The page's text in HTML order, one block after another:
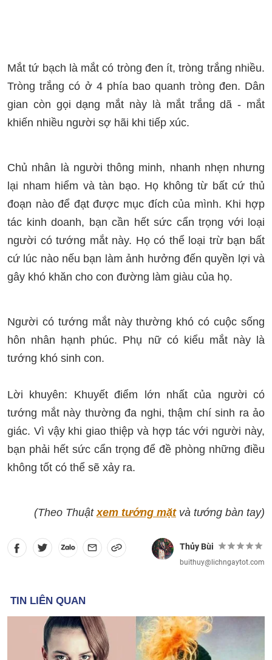
Mắt tứ bạch là mắt có tròng đen ít, tròng trắng nhiều.
Tròng trắng có ở 4 phía bao quanh tròng đen. Dân
gian còn gọi dạng mắt này là mắt trắng dã - mắt
khiến nhiều người sợ hãi khi tiếp xúc.
Chủ nhân là người thông minh, nhanh nhẹn nhưng
lại nham hiểm và tàn bạo. Họ không từ bất cứ thủ
đoạn nào để đạt được mục đích của mình. Khi hợp
tác kinh doanh, bạn cần hết sức cẩn trọng với loại
người có tướng mắt này. Họ có thể loại trừ bạn bất
cứ lúc nào nếu bạn làm ảnh hưởng đến quyền lợi và
gây khó khăn cho con đường làm giàu của họ.
Người có tướng mắt này thường khó có cuộc sống
hôn nhân hạnh phúc. Phụ nữ có kiểu mắt này là
tướng khó sinh con.
Lời khuyên: Khuyết điểm lớn nhất của người có
tướng mắt này thường đa nghi, thậm chí sinh ra ảo
giác. Vì vậy khi giao thiệp và hợp tác với người này,
bạn phải hết sức cẩn trọng để đề phòng những điều
không tốt có thể sẽ xảy ra.
(Theo Thuậtxem tướng mặtvà tướng bàn tay)
Thủy Bùi
buithuy@lichngaytot.com